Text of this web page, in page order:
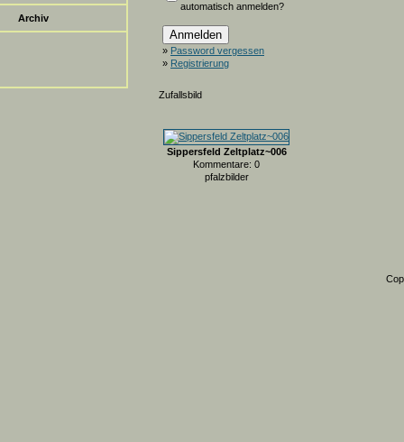
Archiv
automatisch anmelden?
» Password vergessen
» Registrierung
Zufallsbild
Sippersfeld Zeltplatz~006
Kommentare: 0
pfalzbilder